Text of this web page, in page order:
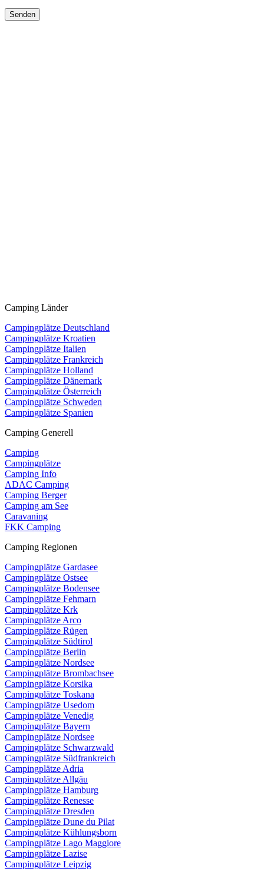
Camping Länder
Campingplätze Deutschland
Campingplätze Kroatien
Campingplätze Italien
Campingplätze Frankreich
Campingplätze Holland
Campingplätze Dänemark
Campingplätze Österreich
Campingplätze Schweden
Campingplätze Spanien
Camping Generell
Camping
Campingplätze
Camping Info
ADAC Camping
Camping Berger
Camping am See
Caravaning
FKK Camping
Camping Regionen
Campingplätze Gardasee
Campingplätze Ostsee
Campingplätze Bodensee
Campingplätze Fehmarn
Campingplätze Krk
Campingplätze Arco
Campingplätze Rügen
Campingplätze Südtirol
Campingplätze Berlin
Campingplätze Nordsee
Campingplätze Brombachsee
Campingplätze Korsika
Campingplätze Toskana
Campingplätze Usedom
Campingplätze Venedig
Campingplätze Bayern
Campingplätze Nordsee
Campingplätze Schwarzwald
Campingplätze Südfrankreich
Campingplätze Adria
Campingplätze Allgäu
Campingplätze Hamburg
Campingplätze Renesse
Campingplätze Dresden
Campingplätze Dune du Pilat
Campingplätze Kühlungsborn
Campingplätze Lago Maggiore
Campingplätze Lazise
Campingplätze Leipzig